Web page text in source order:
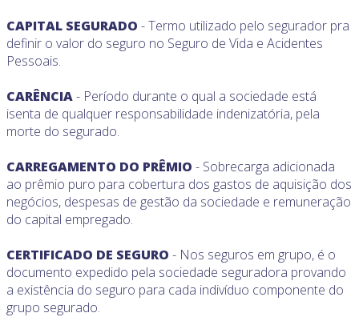
CAPITAL SEGURADO - Termo utilizado pelo segurador pra
definir o valor do seguro no Seguro de Vida e Acidentes
Pessoais.
CARÊNCIA- Período durante o qual a sociedade está
isenta de qualquer responsabilidade indenizatória, pela
morte do segurado.
CARREGAMENTO DO PRÊMIO - Sobrecarga adicionada
ao prêmio puro para cobertura dos gastos de aquisição dos
negócios, despesas de gestão da sociedade e remuneração
do capital empregado.
CERTIFICADO DE SEGURO - Nos seguros em grupo, é o
documento expedido pela sociedade seguradora provando
a existência do seguro para cada indivíduo componente do
grupo segurado.